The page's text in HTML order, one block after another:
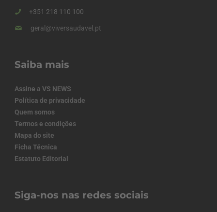
+351 218 110 100
geral@viversaudavel.pt
Saiba mais
Assine a VS NEWS
Política de privacidade
Quem somos
Termos e condições
Mapa do site
Ficha Técnica
Estatuto Editorial
Siga-nos nas redes sociais